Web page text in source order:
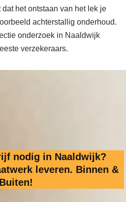
het ontstaan van het lek je
achterstallig onderhoud.
onderzoek in Naaldwijk
verzekeraars.
nodig in Naaldwijk?
leveren. Binnen &
Buiten!